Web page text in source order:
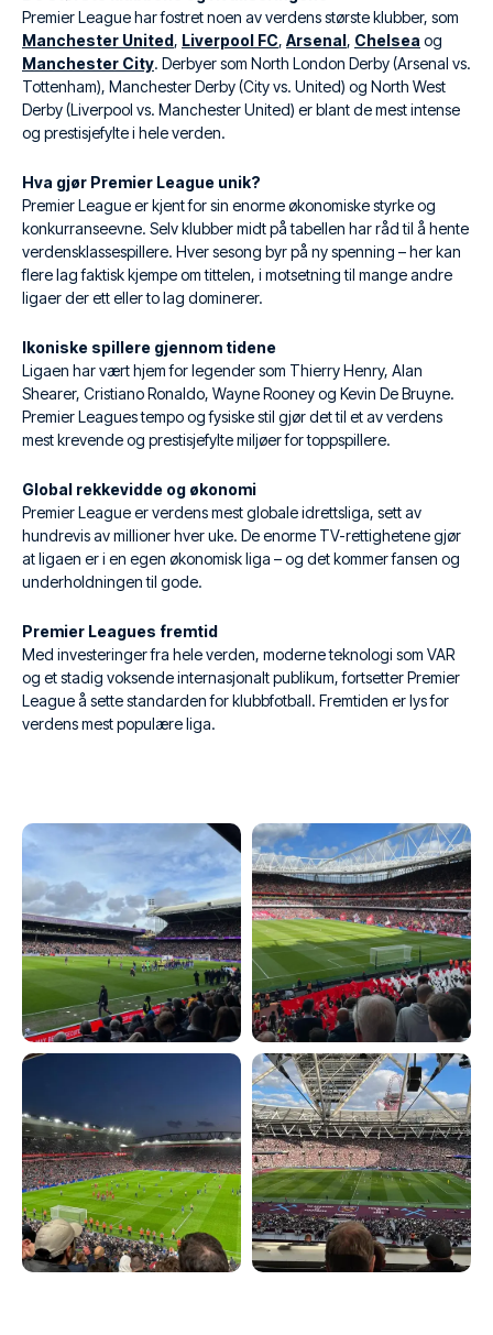
Premier League har fostret noen av verdens største klubber, som
Manchester United, Liverpool FC, Arsenal, Chelsea og
Manchester City. Derbyer som North London Derby (Arsenal vs.
Tottenham), Manchester Derby (City vs. United) og North West
Derby (Liverpool vs. Manchester United) er blant de mest intense
og prestisjefylte i hele verden.
Hva gjør Premier League unik?
Premier League er kjent for sin enorme økonomiske styrke og
konkurranseevne. Selv klubber midt på tabellen har råd til å hente
verdensklassespillere. Hver sesong byr på ny spenning – her kan
flere lag faktisk kjempe om tittelen, i motsetning til mange andre
ligaer der ett eller to lag dominerer.
Ikoniske spillere gjennom tidene
Ligaen har vært hjem for legender som Thierry Henry, Alan
Shearer, Cristiano Ronaldo, Wayne Rooney og Kevin De Bruyne.
Premier Leagues tempo og fysiske stil gjør det til et av verdens
mest krevende og prestisjefylte miljøer for toppspillere.
Global rekkevidde og økonomi
Premier League er verdens mest globale idrettsliga, sett av
hundrevis av millioner hver uke. De enorme TV-rettighetene gjør
at ligaen er i en egen økonomisk liga – og det kommer fansen og
underholdningen til gode.
Premier Leagues fremtid
Med investeringer fra hele verden, moderne teknologi som VAR
og et stadig voksende internasjonalt publikum, fortsetter Premier
League å sette standarden for klubbfotball. Fremtiden er lys for
verdens mest populære liga.